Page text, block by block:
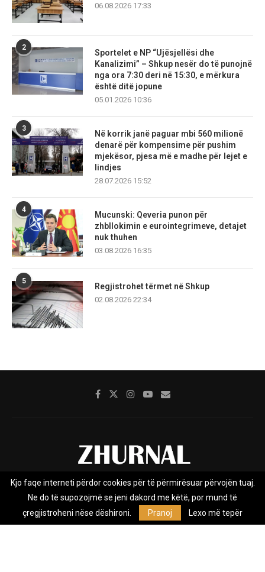
06.08.2026 17:33
2
Sportelet e NP “Ujësjellësi dhe
Kanalizimi” – Shkup nesër do të punojnë
nga ora 7:30 deri në 15:30, e mërkura
është ditë jopune
05.01.2026 10:36
3
Në korrik janë paguar mbi 560 milionë
denarë për kompensime për pushim
mjekësor, pjesa më e madhe për lejet e
lindjes
28.07.2026 15:52
4
Mucunski: Qeveria punon për
zhbllokimin e eurointegrimeve, detajet
nuk thuhen
03.08.2026 16:35
5
Regjistrohet tërmet në Shkup
02.08.2026 22:34
Rreth nesh Impresumi Marketing
Kontakt
Privacy Policy
Zhurnal.mk është Agjenci e Lajmeve e pavarur, e themeluar në vitin
Kjo faqe interneti përdor cookies për të përmirësuar përvojën tuaj.
Ne do të supozojmë se jeni dakord me këtë, por mund të
çregjistroheni nëse dëshironi.
Pranoj Lexo më tepër